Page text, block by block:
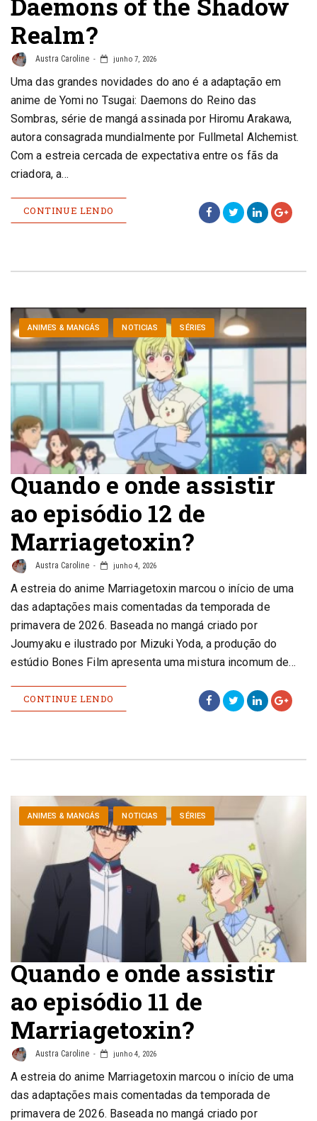
Realm?
Austra Caroline junho 7, 2026
Uma das grandes novidades do ano é a adaptação em
anime de Yomi no Tsugai: Daemons do Reino das
Sombras, série de mangá assinada por Hiromu Arakawa,
autora consagrada mundialmente por Fullmetal Alchemist.
Com a estreia cercada de expectativa entre os fãs da
criadora, a…
CONTINUE LENDO
ANIMES & MANGÁS NOTICIAS SÉRIES
Quando e onde assistir
ao episódio 12 de
Marriagetoxin?
Austra Caroline junho 4, 2026
A estreia do anime Marriagetoxin marcou o início de uma
das adaptações mais comentadas da temporada de
primavera de 2026. Baseada no mangá criado por
Joumyaku e ilustrado por Mizuki Yoda, a produção do
estúdio Bones Film apresenta uma mistura incomum de…
CONTINUE LENDO
ANIMES & MANGÁS NOTICIAS SÉRIES
Quando e onde assistir
ao episódio 11 de
Marriagetoxin?
Austra Caroline junho 4, 2026
A estreia do anime Marriagetoxin marcou o início de uma
das adaptações mais comentadas da temporada de
primavera de 2026. Baseada no mangá criado por